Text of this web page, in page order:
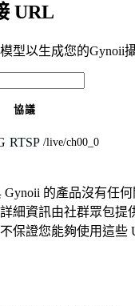
URL
型以生成您的Gynoii
協議
RTSP /live/ch00_0
Gynoii 的產品沒有任
細資訊由社群眾包提
保證您能夠使用這些